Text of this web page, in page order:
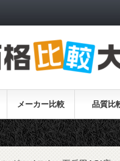
メーカー比較 品質比